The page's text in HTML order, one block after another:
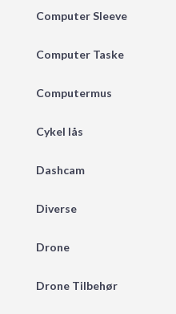
Computer Sleeve
Computer Taske
Computermus
Cykel lås
Dashcam
Diverse
Drone
Drone Tilbehør